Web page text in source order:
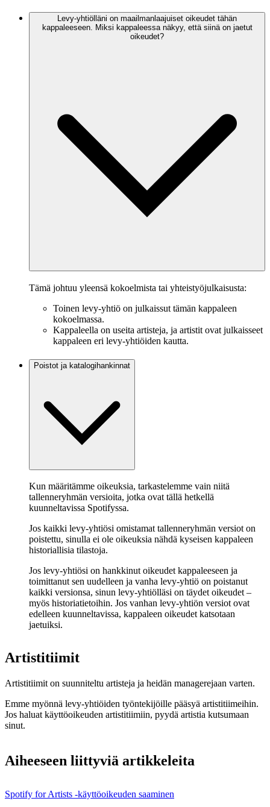
Levy-yhtiölläni on maailmanlaajuiset oikeudet tähän
kappaleeseen. Miksi kappaleessa näkyy, että siinä on jaetut
oikeudet?
Tämä johtuu yleensä kokoelmista tai yhteistyöjulkaisusta:
Toinen levy-yhtiö on julkaissut tämän kappaleen
kokoelmassa.
Kappaleella on useita artisteja, ja artistit ovat julkaisseet
kappaleen eri levy-yhtiöiden kautta.
Poistot ja katalogihankinnat
Kun määritämme oikeuksia, tarkastelemme vain niitä
tallenneryhmän versioita, jotka ovat tällä hetkellä
kuunneltavissa Spotifyssa.
Jos kaikki levy-yhtiösi omistamat tallenneryhmän versiot on
poistettu, sinulla ei ole oikeuksia nähdä kyseisen kappaleen
historiallisia tilastoja.
Jos levy-yhtiösi on hankkinut oikeudet kappaleeseen ja
toimittanut sen uudelleen ja vanha levy-yhtiö on poistanut
kaikki versionsa, sinun levy-yhtiölläsi on täydet oikeudet –
myös historiatietoihin. Jos vanhan levy-yhtiön versiot ovat
edelleen kuunneltavissa, kappaleen oikeudet katsotaan
jaetuiksi.
Artistitiimit
Artistitiimit on suunniteltu artisteja ja heidän managerejaan varten.
Emme myönnä levy-yhtiöiden työntekijöille pääsyä artistitiimeihin.
Jos haluat käyttöoikeuden artistitiimiin, pyydä artistia kutsumaan
sinut.
Aiheeseen liittyviä artikkeleita
Spotify for Artists ‑käyttöoikeuden saaminen